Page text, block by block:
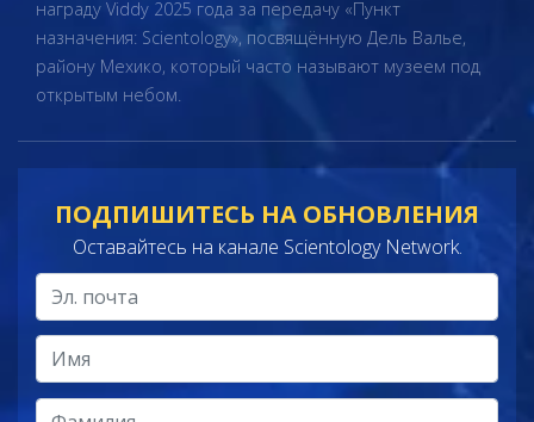
награду Viddy 2025 года за передачу «Пункт
назначения: Scientology», посвящённую Дель Валье,
району Мехико, который часто называют музеем под
открытым небом.
ПОДПИШИТЕСЬ НА ОБНОВЛЕНИЯ
Оставайтесь на канале Scientology Network.